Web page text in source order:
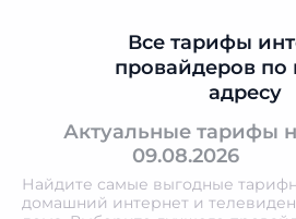
Все тарифы
провайдеров
адресу
Актуальные тарифы
09.08.2026
Найдите самые выгодные
домашний интернет и